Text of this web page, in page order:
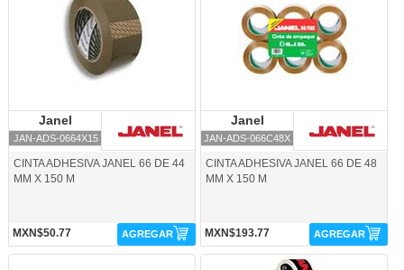
Janel
JAN-ADS-0664X15
CINTA ADHESIVA JANEL 66 DE 44
MM X 150 M
MXN$50.77 AGREGAR
Janel
JAN-ADS-066C48X
CINTA ADHESIVA JANEL 66 DE 48
MM X 150 M
MXN$193.77 AGREGAR
JAN-ADS-11012X5-Janel